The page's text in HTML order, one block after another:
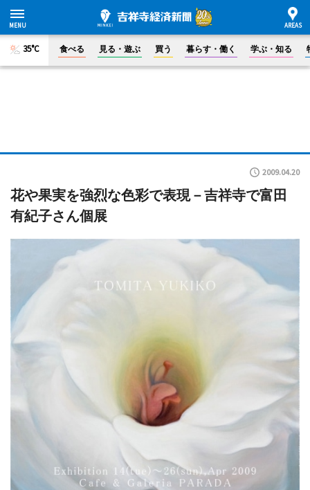
35°C 食べる 見る・遊ぶ 買う 暮らす・働く 学ぶ・知る
2009.04.20
花や果実を強烈な色彩で表現－吉祥寺で富田
有紀子さん個展